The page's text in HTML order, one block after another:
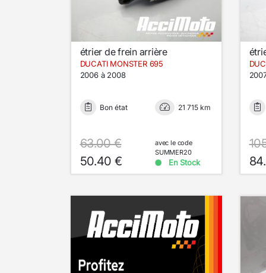
étrier de frein arrière
DUCATI MONSTER 695
2006 à 2008
Bon état 21 715 km
63.00 €
50.40 €
avec le code
SUMMER20
En Stock